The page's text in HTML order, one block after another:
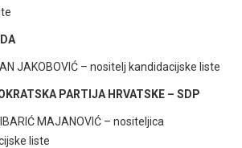
JAKOBOVIĆ – nositelj kandidacijske liste
PARTIJA HRVATSKE – SDP
MAJANOVIĆ – nositeljica
liste